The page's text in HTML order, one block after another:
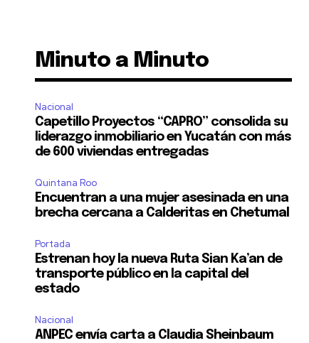
Minuto a Minuto
Nacional
Capetillo Proyectos “CAPRO” consolida su
liderazgo inmobiliario en Yucatán con más
de 600 viviendas entregadas
Quintana Roo
Encuentran a una mujer asesinada en una
brecha cercana a Calderitas en Chetumal
Portada
Estrenan hoy la nueva Ruta Sian Ka’an de
transporte público en la capital del
estado
Nacional
ANPEC envía carta a Claudia Sheinbaum